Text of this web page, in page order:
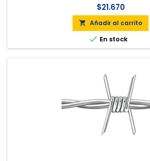
$21.670
 Añadir al carrito
 En stock